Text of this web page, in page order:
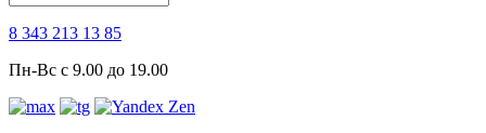
8 343 213 13 85
Пн-Вс с 9.00 до 19.00